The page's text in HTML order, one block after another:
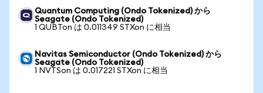
Quantum Computing (Ondo Tokenized) から
Seagate (Ondo Tokenized)
1 QUBTon は 0.011349 STXon に相当
Navitas Semiconductor (Ondo Tokenized) から
Seagate (Ondo Tokenized)
1 NVTSon は 0.017221 STXon に相当